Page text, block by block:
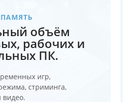
объём
рабочих и
ПК.
игр,
стриминга,
видео.